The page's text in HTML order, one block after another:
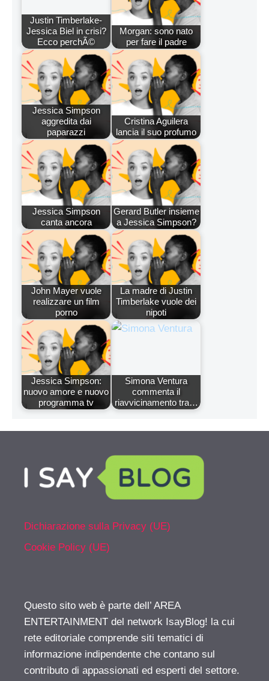
Justin Timberlake-
Jessica Biel in crisi?
Ecco perchÃ©
Morgan: sono nato
per fare il padre
Jessica Simpson
aggredita dai
paparazzi
Cristina Aguilera
lancia il suo profumo
Jessica Simpson
canta ancora
Gerard Butler insieme
a Jessica Simpson?
John Mayer vuole
realizzare un film
porno
La madre di Justin
Timberlake vuole dei
nipoti
Jessica Simpson:
nuovo amore e nuovo
programma tv
Simona Ventura
commenta il
riavvicinamento tra…
Dichiarazione sulla Privacy (UE)
Cookie Policy (UE)
Questo sito web è parte dell’ AREA
ENTERTAINMENT del network IsayBlog! la cui
rete editoriale comprende siti tematici di
informazione indipendente che contano sul
contributo di appassionati ed esperti del settore.